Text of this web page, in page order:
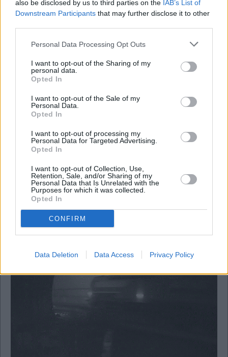
also be disclosed by us to third parties on the IAB’s List of
Downstream Participants that may further disclose it to other
Personal Data Processing Opt Outs
I want to opt-out of the Sharing of my
personal data.
Opted In
I want to opt-out of the Sale of my
Personal Data.
Opted In
I want to opt-out of processing my
Personal Data for Targeted Advertising.
Opted In
I want to opt-out of Collection, Use,
Retention, Sale, and/or Sharing of my
Personal Data that Is Unrelated with the
Purposes for which it was collected.
Opted In
CONFIRM
Data Deletion Data Access Privacy Policy
Κύπρος: Τι δείχνουν οι πρώτοι έλεγχοι του
βίντεο με τις μίζες στο Προεδρικό – Αυθεντικό ή
προϊόν AI;
Πολιτική
Γιώργος Λακκοτρύπης: Μονταρισμένα πλάνα
για να πληγεί η Κύπρος, ο Πρόεδρος κι εγώ